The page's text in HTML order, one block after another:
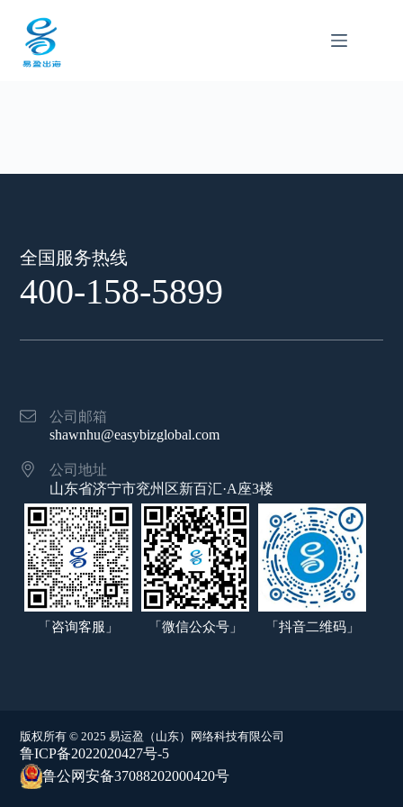
全国服务热线
400-158-5899
公司邮箱
shawnhu@easybizglobal.com
公司地址
山东省济宁市兖州区新百汇·A座3楼
「咨询客服」 「微信公众号」 「抖音二维码」
版权所有 © 2025 易运盈（山东）网络科技有限公司
鲁ICP备2022020427号-5
鲁公网安备37088202000420号